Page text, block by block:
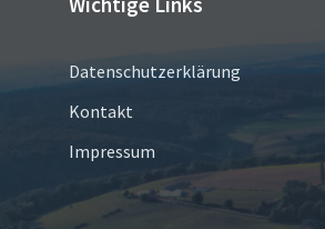
Datenschutzerklärung
Kontakt
Impressum